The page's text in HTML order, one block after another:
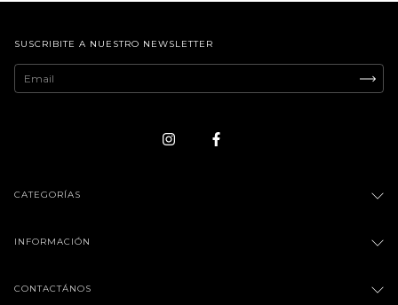
SUSCRIBITE A NUESTRO NEWSLETTER
CATEGORÍAS
INFORMACIÓN
CONTACTÁNOS